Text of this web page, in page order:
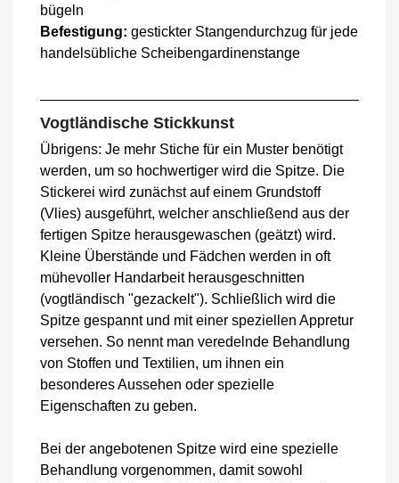
bügeln
Befestigung: gestickter Stangendurchzug für jede
handelsübliche Scheibengardinenstange
Vogtländische Stickkunst
Übrigens: Je mehr Stiche für ein Muster benötigt
werden, um so hochwertiger wird die Spitze. Die
Stickerei wird zunächst auf einem Grundstoff
(Vlies) ausgeführt, welcher anschließend aus der
fertigen Spitze herausgewaschen (geätzt) wird.
Kleine Überstände und Fädchen werden in oft
mühevoller Handarbeit herausgeschnitten
(vogtländisch "gezackelt"). Schließlich wird die
Spitze gespannt und mit einer speziellen Appretur
versehen. So nennt man veredelnde Behandlung
von Stoffen und Textilien, um ihnen ein
besonderes Aussehen oder spezielle
Eigenschaften zu geben.
Bei der angebotenen Spitze wird eine spezielle
Behandlung vorgenommen, damit sowohl